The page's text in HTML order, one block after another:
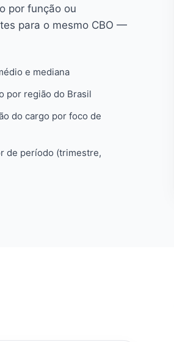
por função ou
para o mesmo CBO —
e mediana
por região do Brasil
do cargo por foco de
de período (trimestre,